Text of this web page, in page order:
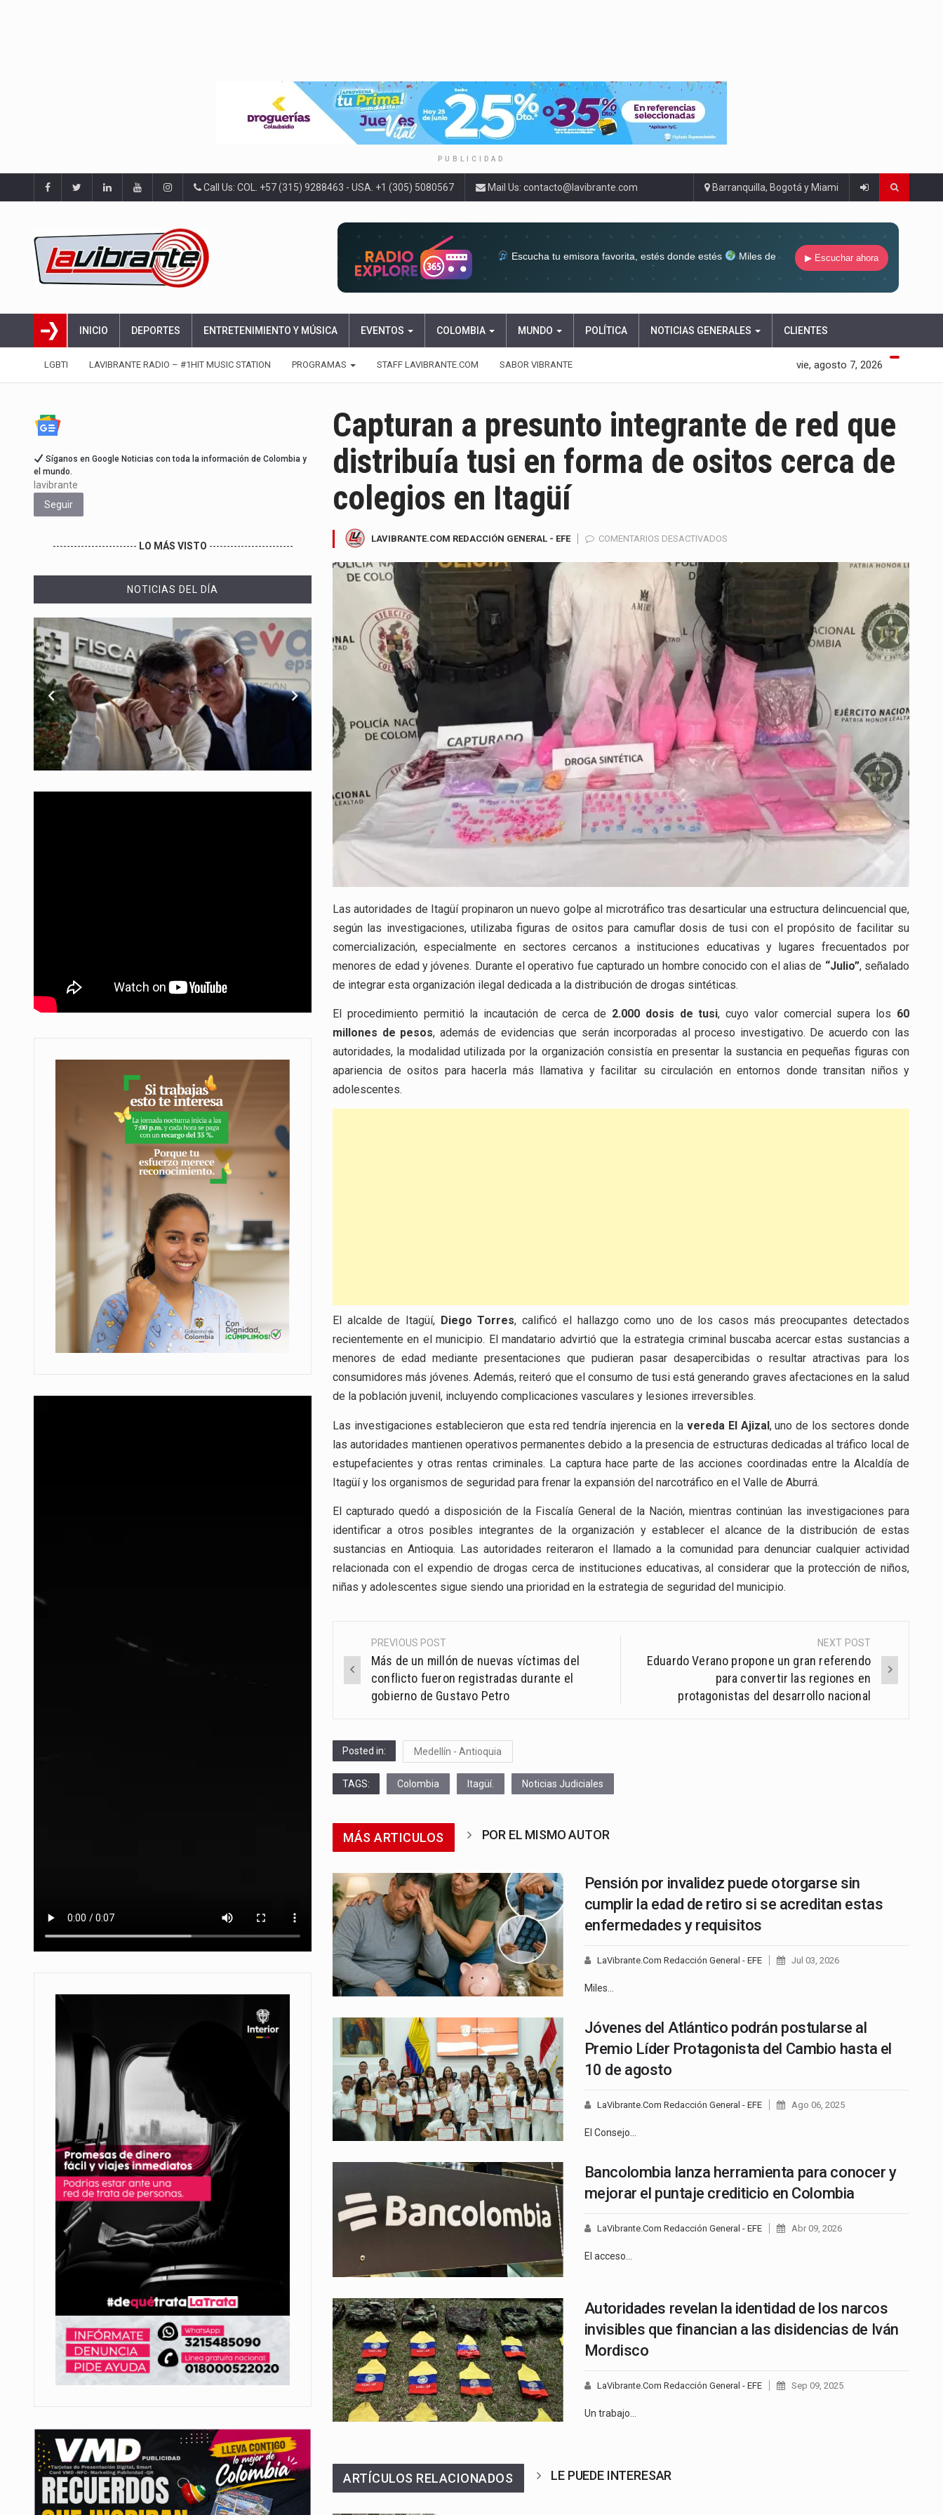
PUBLICIDAD
Call Us: COL. +57 (315) 9288463 - USA. +1 (305) 5080567 Mail Us: contacto@lavibrante.com Barranquilla, Bogotá y Miami
Escucha tu emisora favorita, estés donde estés
Miles de
▶ Escuchar ahora
INICIO DEPORTES ENTRETENIMIENTO Y MÚSICA EVENTOS COLOMBIA MUNDO POLÍTICA NOTICIAS GENERALES CLIENTES
LGBTI LAVIBRANTE RADIO – #1HIT MUSIC STATION PROGRAMAS STAFF LAVIBRANTE.COM SABOR VIBRANTE vie, agosto 7, 2026
Capturan a presunto integrante de red que
distribuía tusi en forma de ositos cerca de
colegios en Itagüí
LAVIBRANTE.COM REDACCIÓN GENERAL - EFE COMENTARIOS DESACTIVADOS
A
PRESUNTO
RED
QUE
DISTRIBUÍA
TUSI
EN
FORMA
OSITOS
CERCA
DE
COLEGIOS
ITAGÜÍ
Las autoridades de Itagüí propinaron un nuevo golpe al microtráfico tras desarticular una estructura delincuencial que,
según las investigaciones, utilizaba figuras de ositos para camuflar dosis de tusi con el propósito de facilitar su
comercialización, especialmente en sectores cercanos a instituciones educativas y lugares frecuentados por
menores de edad y jóvenes. Durante el operativo fue capturado un hombre conocido con el alias de “Julio”, señalado
de integrar esta organización ilegal dedicada a la distribución de drogas sintéticas.
El procedimiento permitió la incautación de cerca de 2.000 dosis de tusi, cuyo valor comercial supera los 60
millones de pesos, además de evidencias que serán incorporadas al proceso investigativo. De acuerdo con las
autoridades, la modalidad utilizada por la organización consistía en presentar la sustancia en pequeñas figuras con
apariencia de ositos para hacerla más llamativa y facilitar su circulación en entornos donde transitan niños y
adolescentes.
El alcalde de Itagüí, Diego Torres, calificó el hallazgo como uno de los casos más preocupantes detectados
recientemente en el municipio. El mandatario advirtió que la estrategia criminal buscaba acercar estas sustancias a
menores de edad mediante presentaciones que pudieran pasar desapercibidas o resultar atractivas para los
consumidores más jóvenes. Además, reiteró que el consumo de tusi está generando graves afectaciones en la salud
de la población juvenil, incluyendo complicaciones vasculares y lesiones irreversibles.
Las investigaciones establecieron que esta red tendría injerencia en la vereda El Ajizal, uno de los sectores donde
las autoridades mantienen operativos permanentes debido a la presencia de estructuras dedicadas al tráfico local de
estupefacientes y otras rentas criminales. La captura hace parte de las acciones coordinadas entre la Alcaldía de
Itagüí y los organismos de seguridad para frenar la expansión del narcotráfico en el Valle de Aburrá.
El capturado quedó a disposición de la Fiscalía General de la Nación, mientras continúan las investigaciones para
identificar a otros posibles integrantes de la organización y establecer el alcance de la distribución de estas
sustancias en Antioquia. Las autoridades reiteraron el llamado a la comunidad para denunciar cualquier actividad
relacionada con el expendio de drogas cerca de instituciones educativas, al considerar que la protección de niños,
niñas y adolescentes sigue siendo una prioridad en la estrategia de seguridad del municipio.
Post
navigation
PREVIOUS POST
Más de un millón de nuevas víctimas del
conflicto fueron registradas durante el
gobierno de Gustavo Petro
NEXT POST
Eduardo Verano propone un gran referendo
para convertir las regiones en
protagonistas del desarrollo nacional
Posted in: Medellín - Antioquia
TAGS: Colombia Itagüí. Noticias Judiciales
MÁS ARTICULOS POR EL MISMO AUTOR
Pensión por invalidez puede otorgarse sin
cumplir la edad de retiro si se acreditan estas
enfermedades y requisitos
LaVibrante.Com Redacción General - EFE Jul 03, 2026
Miles…
Jóvenes del Atlántico podrán postularse al
Premio Líder Protagonista del Cambio hasta el
10 de agosto
LaVibrante.Com Redacción General - EFE Ago 06, 2025
El Consejo…
Bancolombia lanza herramienta para conocer y
mejorar el puntaje crediticio en Colombia
LaVibrante.Com Redacción General - EFE Abr 09, 2026
El acceso…
Autoridades revelan la identidad de los narcos
invisibles que financian a las disidencias de Iván
Mordisco
LaVibrante.Com Redacción General - EFE Sep 09, 2025
Un trabajo…
ARTÍCULOS RELACIONADOS LE PUEDE INTERESAR
Síganos en Google Noticias con toda la información de Colombia y
el mundo.
lavibrante
Seguir
------------------------ LO MÁS VISTO ------------------------
NOTICIAS DEL DÍA